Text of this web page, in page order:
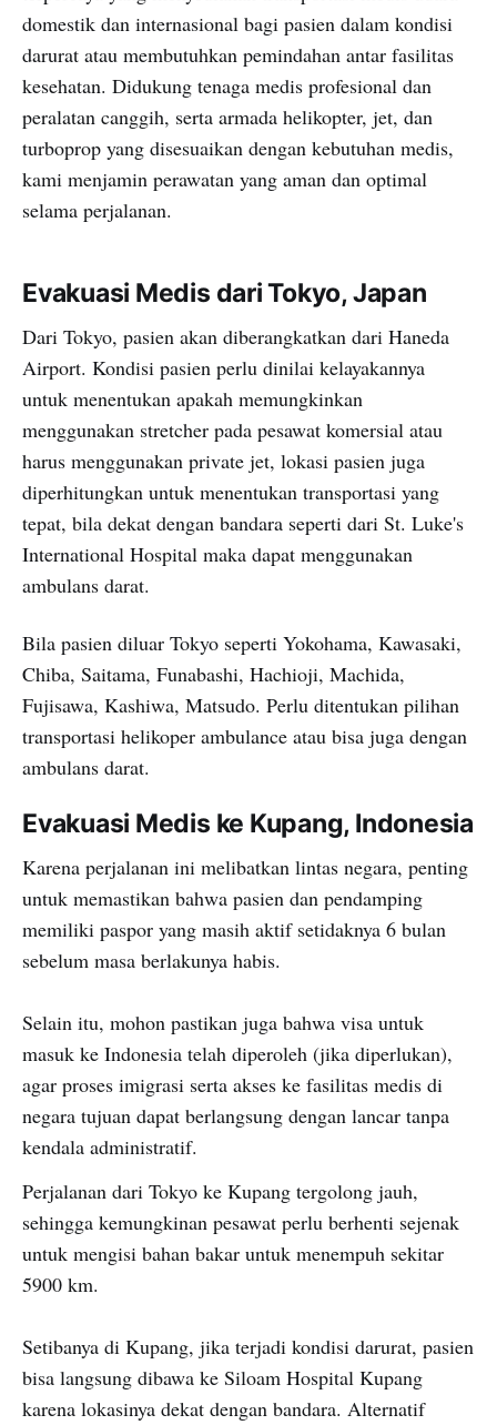
domestik dan internasional bagi pasien dalam kondisi
darurat atau membutuhkan pemindahan antar fasilitas
kesehatan. Didukung tenaga medis profesional dan
peralatan canggih, serta armada helikopter, jet, dan
turboprop yang disesuaikan dengan kebutuhan medis,
kami menjamin perawatan yang aman dan optimal
selama perjalanan.
Evakuasi Medis dari Tokyo, Japan
Dari Tokyo, pasien akan diberangkatkan dari Haneda
Airport. Kondisi pasien perlu dinilai kelayakannya
untuk menentukan apakah memungkinkan
menggunakan stretcher pada pesawat komersial atau
harus menggunakan private jet, lokasi pasien juga
diperhitungkan untuk menentukan transportasi yang
tepat, bila dekat dengan bandara seperti dari St. Luke's
International Hospital maka dapat menggunakan
ambulans darat.
Bila pasien diluar Tokyo seperti Yokohama, Kawasaki,
Chiba, Saitama, Funabashi, Hachioji, Machida,
Fujisawa, Kashiwa, Matsudo. Perlu ditentukan pilihan
transportasi helikoper ambulance atau bisa juga dengan
ambulans darat.
Evakuasi Medis ke Kupang, Indonesia
Karena perjalanan ini melibatkan lintas negara, penting
untuk memastikan bahwa pasien dan pendamping
memiliki paspor yang masih aktif setidaknya 6 bulan
sebelum masa berlakunya habis.
Selain itu, mohon pastikan juga bahwa visa untuk
masuk ke Indonesia telah diperoleh (jika diperlukan),
agar proses imigrasi serta akses ke fasilitas medis di
negara tujuan dapat berlangsung dengan lancar tanpa
kendala administratif.
Perjalanan dari Tokyo ke Kupang tergolong jauh,
sehingga kemungkinan pesawat perlu berhenti sejenak
untuk mengisi bahan bakar untuk menempuh sekitar
5900 km.
Setibanya di Kupang, jika terjadi kondisi darurat, pasien
bisa langsung dibawa ke Siloam Hospital Kupang
karena lokasinya dekat dengan bandara. Alternatif